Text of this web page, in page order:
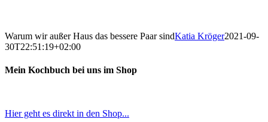
Warum wir außer Haus das bessere Paar sindKatia Kröger2021-09-
30T22:51:19+02:00
Mein Kochbuch bei uns im Shop
Hier geht es direkt in den Shop...